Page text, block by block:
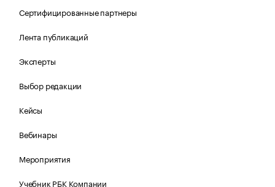
Сертифицированные партнеры
Лента публикаций
Эксперты
Выбор редакции
Кейсы
Вебинары
Мероприятия
Учебник РБК Компании